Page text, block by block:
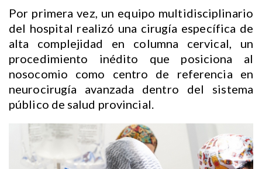
Por primera vez, un equipo multidisciplinario
del hospital realizó una cirugía específica de
alta complejidad en columna cervical, un
procedimiento inédito que posiciona al
nosocomio como centro de referencia en
neurocirugía avanzada dentro del sistema
público de salud provincial.